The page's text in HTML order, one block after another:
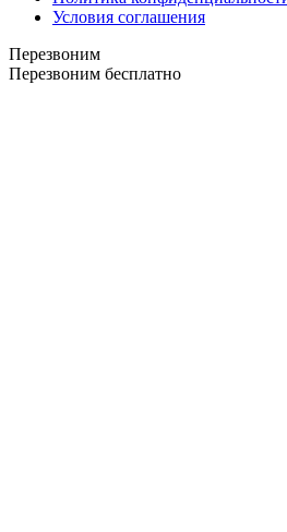
Условия соглашения
Перезвоним
Перезвоним бесплатно